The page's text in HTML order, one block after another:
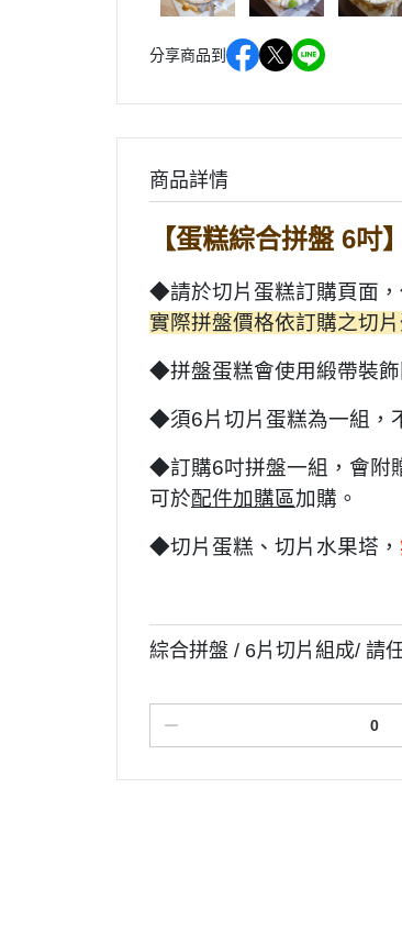
分享商品到
商品詳情
【蛋糕綜合拼盤 6吋】
◆請於切片蛋糕訂購頁面，
實際拼盤價格依訂購之切
◆拼盤蛋糕會使用緞帶裝飾
◆須6片切片蛋糕為一組，
◆訂購6吋拼盤一組，會附
可於配件加購區加購。
◆切片蛋糕、切片水果塔，
綜合拼盤 / 6片切片組成/ 請